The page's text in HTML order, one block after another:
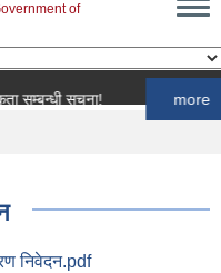
of
सूचना!
निवेदन.pdf